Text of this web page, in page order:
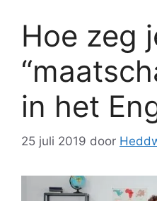
Hoe zeg
in het
25 juli 2019 door